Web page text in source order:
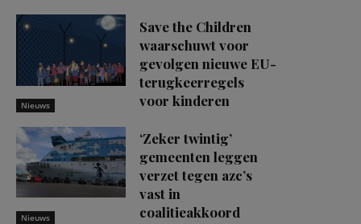
Nieuws
Save the Children
waarschuwt voor
gevolgen nieuwe EU-
terugkeerregels
voor kinderen
Nieuws
‘Zeker twintig’
gemeenten leggen
verzet tegen azc’s
vast in
coalitieakkoord